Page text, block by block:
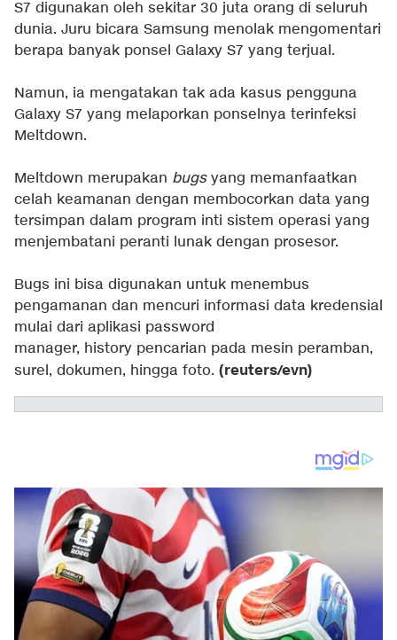
S7 digunakan oleh sekitar 30 juta orang di seluruh
dunia. Juru bicara Samsung menolak mengomentari
berapa banyak ponsel Galaxy S7 yang terjual.
Namun, ia mengatakan tak ada kasus pengguna
Galaxy S7 yang melaporkan ponselnya terinfeksi
Meltdown.
Meltdown merupakan bugsyang memanfaatkan
celah keamanan dengan membocorkan data yang
tersimpan dalam program inti sistem operasi yang
menjembatani peranti lunak dengan prosesor.
Bugs ini bisa digunakan untuk menembus
pengamanan dan mencuri informasi data kredensial
mulai dari aplikasi password
manager, history pencarian pada mesin peramban,
surel, dokumen, hingga foto. (reuters/evn)